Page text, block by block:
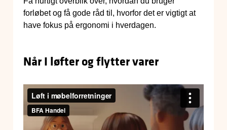
forløbet og få gode råd til, hvorfor det er vigtigt at
have fokus på ergonomi i hverdagen.
Når I løfter og flytter varer